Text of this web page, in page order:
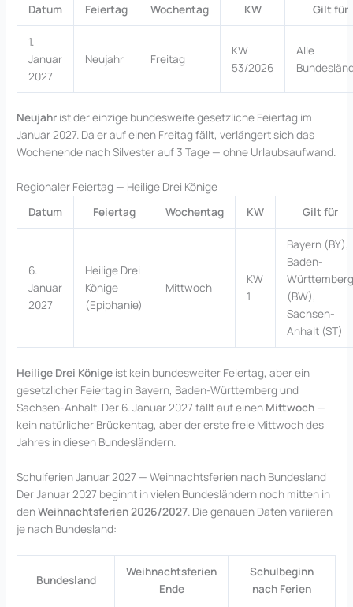
Datum
Feiertag Wochentag KW Gilt für
1.
Januar
2027
Neujahr Freitag
KW
53/2026
Alle
Neujahr ist der einzige bundesweite gesetzliche Feiertag im
Januar 2027. Da er auf einen Freitag fällt, verlängert sich das
Wochenende nach Silvester auf 3 Tage — ohne Urlaubsaufwand.
Regionaler Feiertag — Heilige Drei Könige
Datum
Feiertag Wochentag KW Gilt für
6.
Januar
2027
Heilige Drei
Könige
(Epiphanie)
Mittwoch
KW
1
Bayern (BY),
Baden-
Württemberg
(BW),
Sachsen-
Anhalt (ST)
Heilige Drei Könige ist kein bundesweiter Feiertag, aber ein
gesetzlicher Feiertag in Bayern, Baden-Württemberg und
Sachsen-Anhalt. Der 6. Januar 2027 fällt auf einen Mittwoch —
kein natürlicher Brückentag, aber der erste freie Mittwoch des
Jahres in diesen Bundesländern.
Schulferien Januar 2027 — Weihnachtsferien nach Bundesland
Der Januar 2027 beginnt in vielen Bundesländern noch mitten in
denWeihnachtsferien 2026/2027 . Die genauen Daten variieren
je nach Bundesland:
Bundesland
Weihnachtsferien
Ende
Schulbeginn
nach Ferien